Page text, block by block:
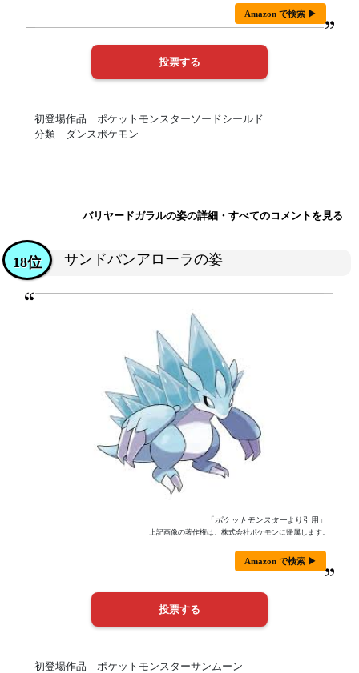
Amazon で検索 ▶
初登場作品 ポケットモンスターソードシールド
分類 ダンスポケモン
バリヤードガラルの姿の詳細・すべてのコメントを見る
サンドパンアローラの姿
18位
「ポケットモンスターより引用」
上記画像の著作権は、株式会社ポケモンに帰属します。
Amazon で検索 ▶
初登場作品 ポケットモンスターサンムーン